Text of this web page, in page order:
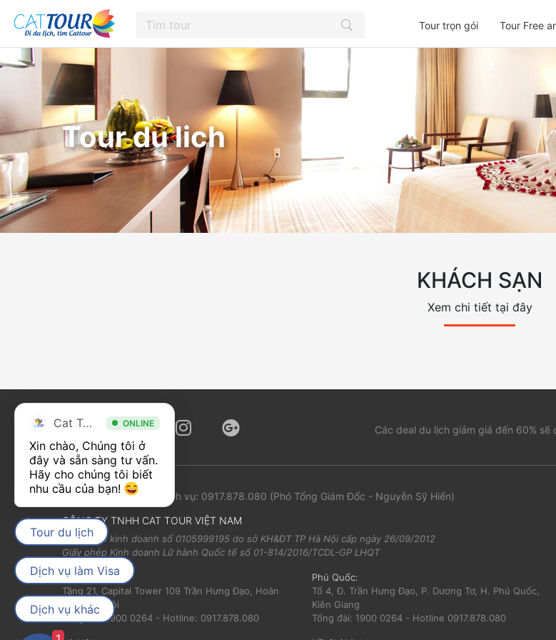
Tour trọn gói Tour Free
Tour du lich
KHÁCH SẠN
Xem chi tiết tại đây
Các deal du lịch giảm giá đến 60% sẽ
Phản ánh chất lượng dịch vụ: 0917.878.080 (Phó Tổng Giám Đốc - Nguyễn Sỹ Hiển)
CÔNG TY TNHH CAT TOUR VIỆT NAM
Giấy phép kinh doanh số 0105999195 do sở KH&ĐT TP Hà Nội cấp ngày 26/09/2012
Giấy phép Kinh doanh Lữ hành Quốc tế số 01-814/2016/TCDL-GP LHQT
Trụ sở chính:
Tầng 21, Capital Tower 109 Trần Hưng Đạo, Hoàn
Kiếm, Hà Nội
Tổng đài: 1900 0264 - Hotline: 0917.878.080
Phú Quốc:
Tổ 4, Đ. Trần Hưng Đạo, P. Dương Tơ, H. Phú Quốc,
Kiên Giang
Tổng đài: 1900 0264 - Hotline 0917.878.080
Cat Tour ONLINE
Xin chào, Chúng tôi ở
đây và sẵn sàng tư vấn.
Hãy cho chúng tôi biết
nhu cầu của bạn!
Tour du lịch
Dịch vụ làm Visa
Dịch vụ khác